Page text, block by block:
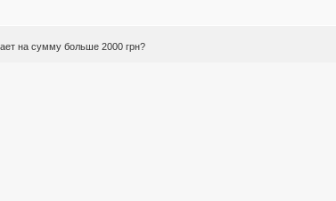
на сумму больше 2000 грн?